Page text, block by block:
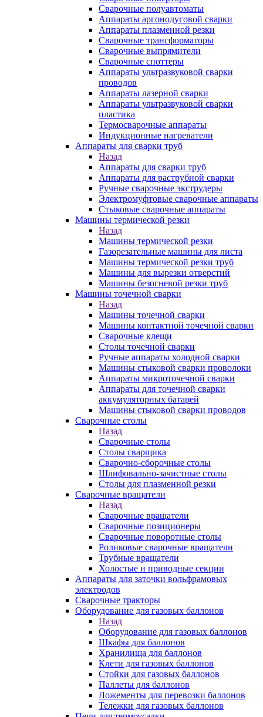
Сварочные полуавтоматы
Аппараты аргонодуговой сварки
Аппараты плазменной резки
Сварочные трансформаторы
Сварочные выпрямители
Сварочные споттеры
Аппараты ультразвуковой сварки
проводов
Аппараты лазерной сварки
Аппараты ультразвуковой сварки
пластика
Термосварочные аппараты
Индукционные нагреватели
Аппараты для сварки труб
Назад
Аппараты для сварки труб
Аппараты для раструбной сварки
Ручные сварочные экструдеры
Электромуфтовые сварочные аппараты
Стыковые сварочные аппараты
Машины термической резки
Назад
Машины термической резки
Газорезательные машины для листа
Машины термической резки труб
Машины для вырезки отверстий
Машины безогневой резки труб
Машины точечной сварки
Назад
Машины точечной сварки
Машины контактной точечной сварки
Сварочные клещи
Столы точечной сварки
Ручные аппараты холодной сварки
Машины стыковой сварки проволоки
Аппараты микроточечной сварки
Аппараты для точечной сварки
аккумуляторных батарей
Машины стыковой сварки проводов
Сварочные столы
Назад
Сварочные столы
Столы сварщика
Сварочно-сборочные столы
Шлифовально-зачистные столы
Столы для плазменной резки
Сварочные вращатели
Назад
Сварочные вращатели
Сварочные позиционеры
Сварочные поворотные столы
Роликовые сварочные вращатели
Трубные вращатели
Холостые и приводные секции
Аппараты для заточки вольфрамовых
электродов
Сварочные тракторы
Оборудование для газовых баллонов
Назад
Оборудование для газовых баллонов
Шкафы для баллонов
Хранилища для баллонов
Клети для газовых баллонов
Стойки для газовых баллонов
Паллеты для баллонов
Ложементы для перевозки баллонов
Тележки для газовых баллонов